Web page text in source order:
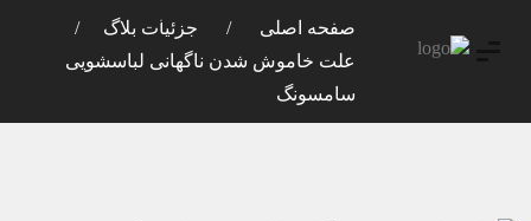
صفحه اصلی
جزئیات بلاگ
علت خاموش شدن ناگهانی لباسشویی
سامسونگ